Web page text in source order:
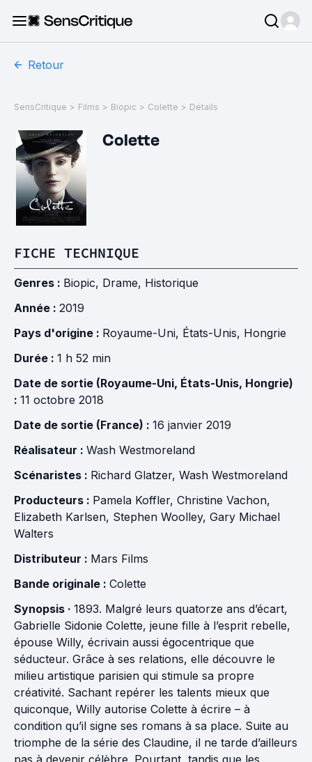
Retour
SensCritique > Films > Biopic > Colette > Details
Colette
FICHE TECHNIQUE
Genres : Biopic, Drame, Historique
Année : 2019
Pays d'origine : Royaume-Uni, États-Unis, Hongrie
Durée : 1 h 52 min
Date de sortie (Royaume-Uni, États-Unis, Hongrie)
: 11 octobre 2018
Date de sortie (France) : 16 janvier 2019
Réalisateur : Wash Westmoreland
Scénaristes : Richard Glatzer, Wash Westmoreland
Producteurs : Pamela Koffler, Christine Vachon,
Elizabeth Karlsen, Stephen Woolley, Gary Michael
Walters
Distributeur : Mars Films
Bande originale : Colette
Synopsis · 1893. Malgré leurs quatorze ans d’écart,
Gabrielle Sidonie Colette, jeune fille à l’esprit rebelle,
épouse Willy, écrivain aussi égocentrique que
séducteur. Grâce à ses relations, elle découvre le
milieu artistique parisien qui stimule sa propre
créativité. Sachant repérer les talents mieux que
quiconque, Willy autorise Colette à écrire – à
condition qu’il signe ses romans à sa place. Suite au
triomphe de la série des Claudine, il ne tarde d’ailleurs
pas à devenir célèbre. Pourtant, tandis que les